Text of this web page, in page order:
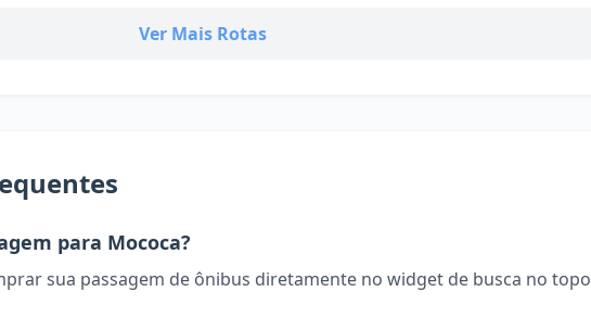
Ver Mais Rotas
para Mococa?
sua passagem de ônibus diretamente no widget de busca no topo